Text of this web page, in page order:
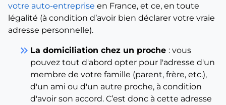
votre auto-entreprise en France, et ce, en toute
légalité (à condition d’avoir bien déclarer votre vraie
adresse personnelle).
keyboard_double_arrow_right La domiciliation chez un proche : vous
pouvez tout d'abord opter pour l'adresse d'un
membre de votre famille (parent, frère, etc.),
d'un ami ou d'un autre proche, à condition
d'avoir son accord. C’est donc à cette adresse